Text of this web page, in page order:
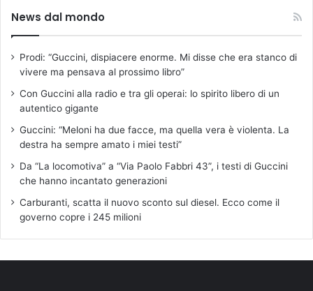
News dal mondo
Prodi: “Guccini, dispiacere enorme. Mi disse che era stanco di
vivere ma pensava al prossimo libro”
Con Guccini alla radio e tra gli operai: lo spirito libero di un
autentico gigante
Guccini: “Meloni ha due facce, ma quella vera è violenta. La
destra ha sempre amato i miei testi”
Da “La locomotiva” a “Via Paolo Fabbri 43”, i testi di Guccini
che hanno incantato generazioni
Carburanti, scatta il nuovo sconto sul diesel. Ecco come il
governo copre i 245 milioni